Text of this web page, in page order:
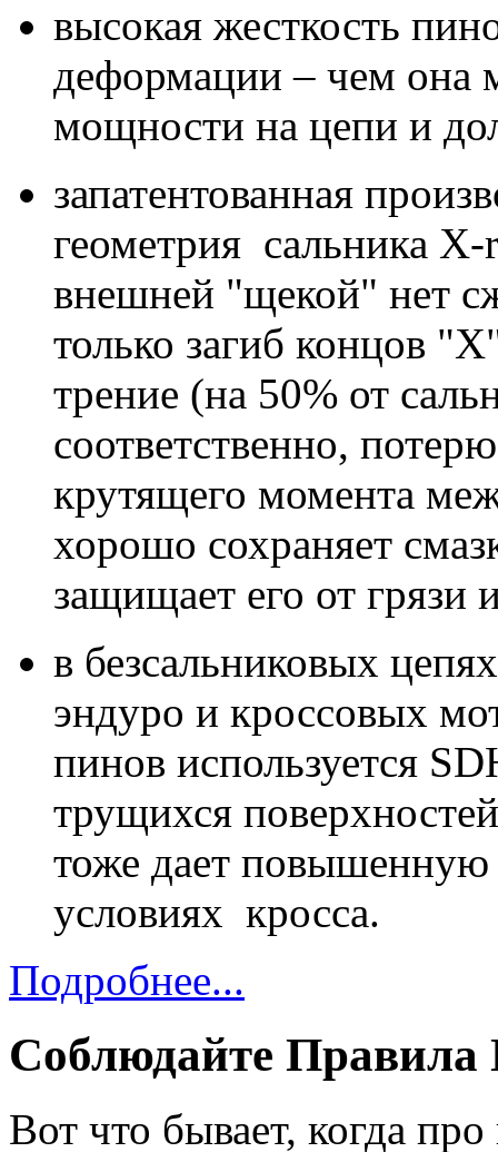
высокая жесткость
деформации – чем она
мощности на цепи и
запатентованная
геометрия сальника
внешней "щекой" нет
только загиб концов
трение (на 50% от
соответственно,
крутящего момента
хорошо сохраняет
защищает его от грязи
в безсальниковых
эндуро и кроссовых
пинов используется
трущихся
тоже дает повышенную
условиях кросса.
Подробнее...
Соблюдайте Правила
Вот что бывает, когда